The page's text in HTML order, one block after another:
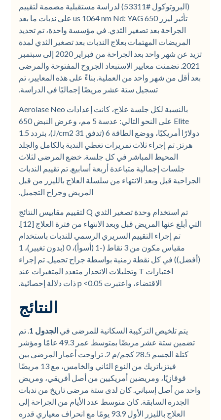
(البروتوكول #53311) لدراسة مستقبلية مصممة لتقييم
تأثير ليزر 650 us 1064 nm Nd: YAG على ندبات ما بعد
الجراحة بعد تصغير الثدي. في مؤسسة واحدة، تم تحديد
المريضات المهتمات بعلاج الندبات بعد تصغير الثدي لمدة
تزيد عن شهر واحد بعد الجراحة من فبراير 2020 إلى سبتمبر
2021. تضمنت معايير الاستبعاد الجروح المفتوحة والمرضى
بعد أقل من شهر واحد من العملية. بناءً على هذه المعايير، تم
تسجيل ستة عشر مريضًا إجماليًا في الدراسة.
بالنسبة لكل جلسة علاج، كانت إعدادات Aerolase Neo
Elite على النحو التالي: عدسة 5 مم، وعرض النبض 650
دولارًا أمريكيًا، ووضع الطاقة 6 (تدفق 31 J/cm2)، بتردد 1.5
هرتز. تم إجراء ثلاث تمريرات تغطي الندبة بالكامل والجلد
المحيط المباشر في كل جلسة. خضع المرضى لثلاث
جلسات إجمالية متباعدة أربعة أسابيع. تم تقييم الندبات
الجراحية قبل وبعد الانتهاء من سلسلة العلاج بالليزر من قبل
المريض وجراح التجميل.
تم استخدام وحدة تصغير الثدي Q لتقييم مقاييس النتائج
التي أبلغ عنها المريض قبل وبعد الانتهاء من فترة العلاج [12].
تم إجراء التقييم السريري الرسمي للندبات باستخدام
مقياس مكون من 3 نقاط (-1 (أسوأ)، 0 (بدون تغيير)، 1
(أفضل)) في كل نقطة زمنية بواسطة جراح تجميل. تم إجراء
اختبارات T وتحليلات الانحدار متعدد المتغيرات عند
الاقتضاء، واعتبرت p <0.05 ذات دلالة إحصائية.
النتائج
يتم تلخيص التركيبة السكانية للمرضى في الجدول 1
. تم
تضمين ستة عشر مريضًا بمتوسط عمر 49.3 عامًا ومؤشر
كتلة الجسم 28.5 كجم/م 2. تراوحت أعمار المرضى بين
فيتزباتريك من النوع الثاني والخامس، مع 13 مريضًا
قوقازيًا، ومريضين أمريكيين من أصل أفريقي، ومريض
واحد من أصل إسباني. كان لدى ستة مرضى تاريخ من ندبات
الجدرة السابقة. كان متوسط عدد الأيام من الجراحة إلى
العلاج بالليزر الأول 93.9 يومًا مع انحراف معياري قدره